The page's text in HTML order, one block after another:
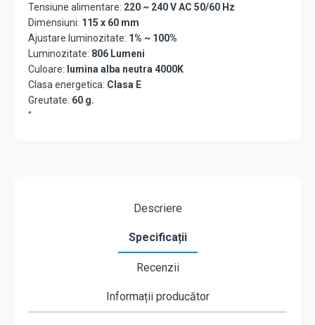
Tensiune alimentare: 220 ~ 240 V AC 50/60 Hz
Dimensiuni: 115 x 60 mm
Ajustare luminozitate: 1% ~ 100%
Luminozitate: 806 Lumeni
Culoare: lumina alba neutra 4000K
Clasa energetica: Clasa E
Greutate: 60 g.
"
Descriere
Specificații
Recenzii
Informații producător